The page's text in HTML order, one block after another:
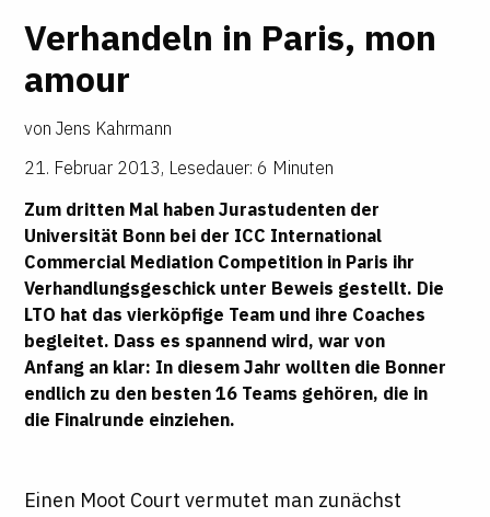
Verhandeln in Paris, mon
amour
von Jens Kahrmann
21. Februar 2013, Lesedauer: 6 Minuten
Zum dritten Mal haben Jurastudenten der
Universität Bonn bei der ICC International
Commercial Mediation Competition in Paris ihr
Verhandlungsgeschick unter Beweis gestellt. Die
LTO hat das vierköpfige Team und ihre Coaches
begleitet. Dass es spannend wird, war von
Anfang an klar: In diesem Jahr wollten die Bonner
endlich zu den besten 16 Teams gehören, die in
die Finalrunde einziehen.
Einen Moot Court vermutet man zunächst